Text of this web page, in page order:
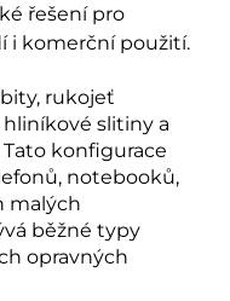
řešení pro
i komerční použití.
rukojeť
slitiny a
konfigurace
notebooků,
malých
běžné typy
opravných